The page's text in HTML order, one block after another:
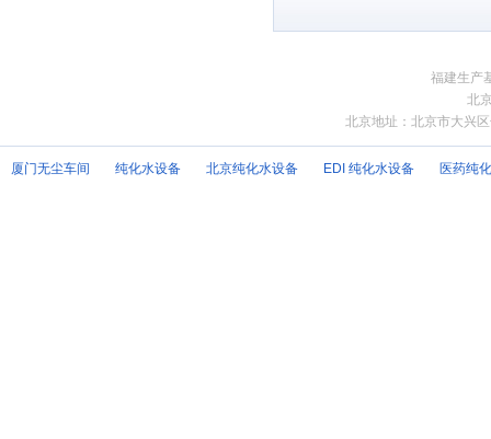
福建生产
北
北京地址：北京市大兴
厦门无尘车间 纯化水设备 北京纯化水设备 EDI 纯化水设备 医药纯